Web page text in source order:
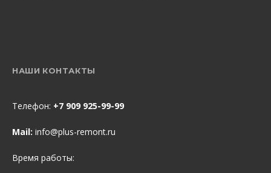
НАШИ КОНТАКТЫ
Телефон: +7 909 925-99-99
Mail: info@plus-remont.ru
Время работы: